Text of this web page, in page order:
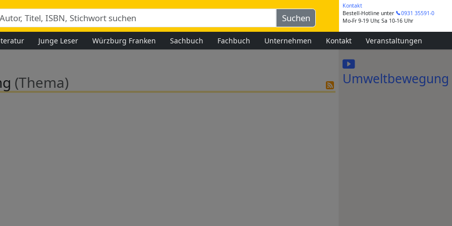
Kontakt
Bestell-Hotline unter
0931 35591-0
Mo-Fr 9-19 Uhr, Sa 10-16 Uhr
Junge Leser Würzburg Franken Sachbuch Fachbuch Unternehmen Kontakt Veranstaltungen
(Thema) Umweltbewegung